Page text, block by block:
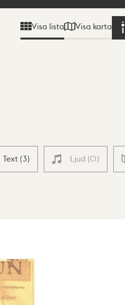
Visa lista Visa karta
Text (3) Ljud (0)